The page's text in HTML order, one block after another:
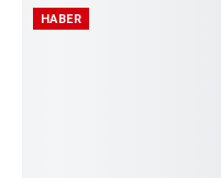
HABER